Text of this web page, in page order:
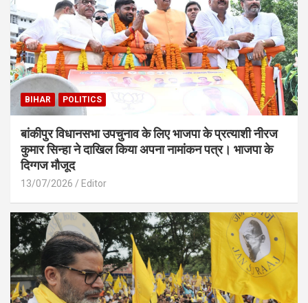
BIHAR POLITICS
बांकीपुर विधानसभा उपचुनाव के लिए भाजपा के प्रत्याशी नीरज
कुमार सिन्हा ने दाखिल किया अपना नामांकन पत्र। भाजपा के
दिग्गज मौजूद
13/07/2026 Editor